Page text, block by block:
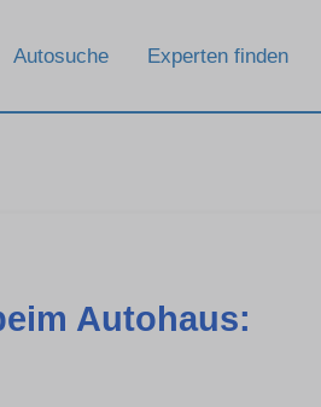
Autosuche Experten finden
Autohaus: